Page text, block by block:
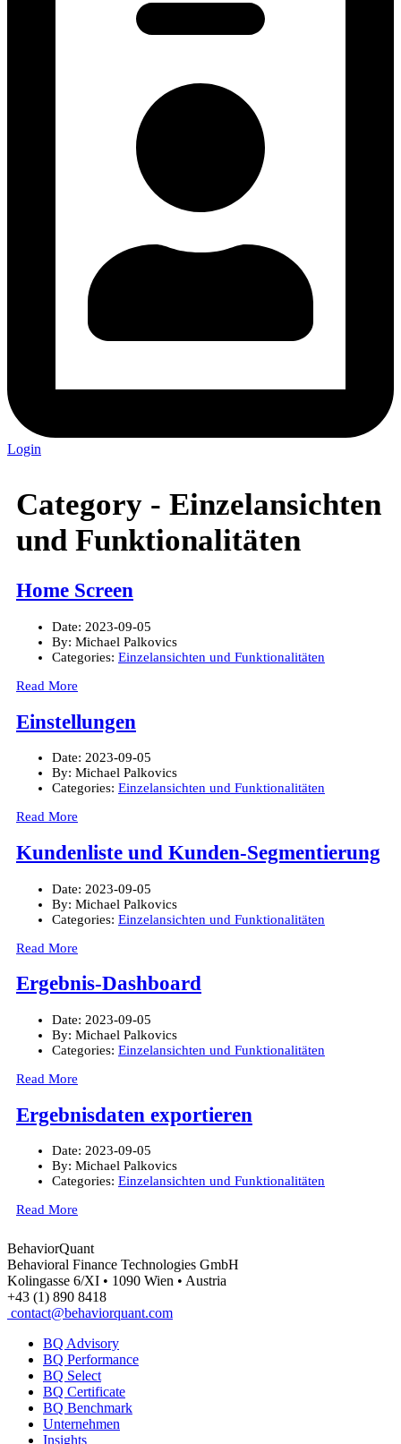
Login
Category - Einzelansichten
und Funktionalitäten
Home Screen
Date: 2023-09-05
By: Michael Palkovics
Categories: Einzelansichten und Funktionalitäten
Read More
Einstellungen
Date: 2023-09-05
By: Michael Palkovics
Categories: Einzelansichten und Funktionalitäten
Read More
Kundenliste und Kunden-Segmentierung
Date: 2023-09-05
By: Michael Palkovics
Categories: Einzelansichten und Funktionalitäten
Read More
Ergebnis-Dashboard
Date: 2023-09-05
By: Michael Palkovics
Categories: Einzelansichten und Funktionalitäten
Read More
Ergebnisdaten exportieren
Date: 2023-09-05
By: Michael Palkovics
Categories: Einzelansichten und Funktionalitäten
Read More
BehaviorQuant
Behavioral Finance Technologies GmbH
Kolingasse 6/XI • 1090 Wien • Austria
+43 (1) 890 8418
contact@behaviorquant.com
BQ Advisory
BQ Performance
BQ Select
BQ Certificate
BQ Benchmark
Unternehmen
Insights